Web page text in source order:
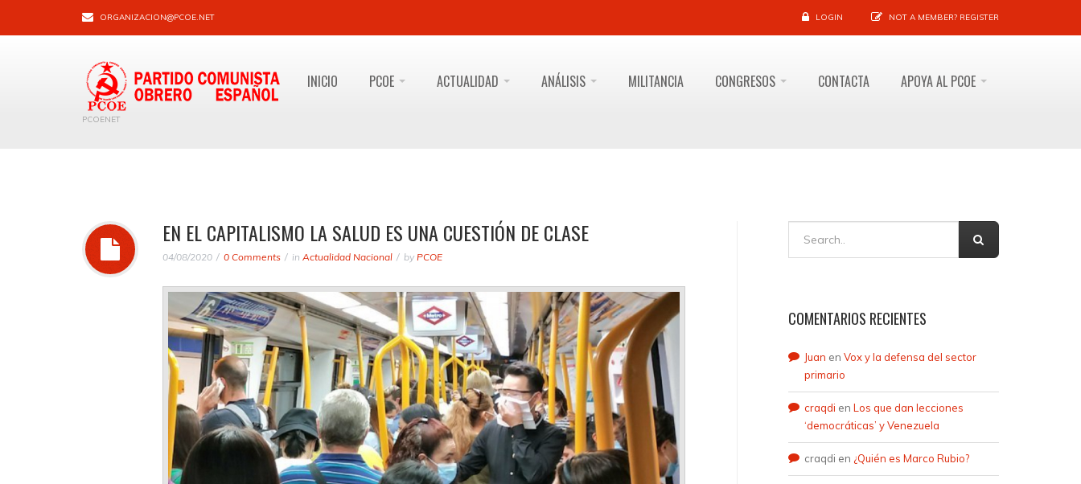
ORGANIZACION@PCOE.NET LOGIN NOT A MEMBER? REGISTER
PCOENET
INICIO PCOE ACTUALIDAD ANÁLISIS MILITANCIA CONGRESOS CONTACTA APOYA AL PCOE
EN EL CAPITALISMO LA SALUD ES UNA CUESTIÓN DE CLASE
04/08/2020 0 Comments in Actualidad Nacional by PCOE
COMENTARIOS RECIENTES
Juan en Vox y la defensa del sector
primario
craqdi en Los que dan lecciones
‘democráticas’ y Venezuela
craqdi en ¿Quién es Marco Rubio?